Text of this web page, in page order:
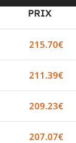
PRIX
215.70€
211.39€
209.23€
207.07€